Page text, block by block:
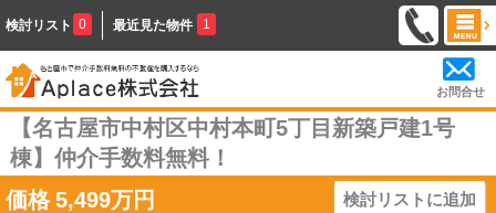
検討リスト 0 最近見た物件 1
お問合せ
【名古屋市中村区中村本町5丁目新築戸建1号
棟】仲介手数料無料！
価格 5,499万円 検討リストに追加